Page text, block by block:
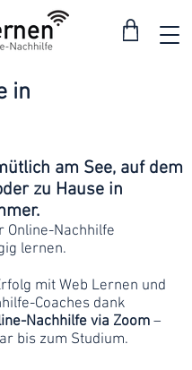
in
am See, auf dem
zu Hause in
Online-Nachhilfe
lernen.
mit Web Lernen und
Coaches dank
Nachhilfe via Zoom –
bis zum Studium.